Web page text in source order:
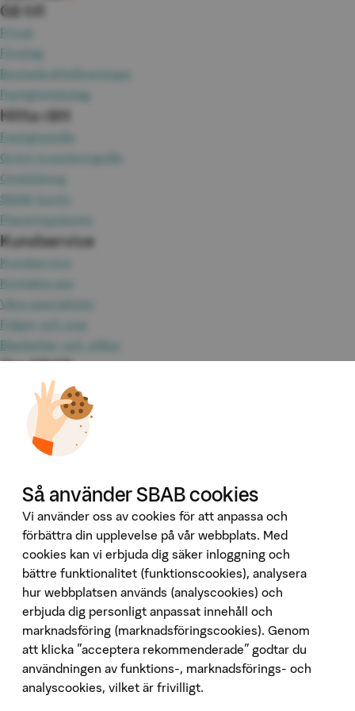
Gå till
Privat
Företag
Bostadsrättsföreningar
Fastighetsbolag
Hitta rätt
Fastighetslån
Grönt investeringslån
Ombildning
SBAB-konto
Placeringskonto
Kundservice
Kundservice
Kontakta oss
Våra specialister
Frågor och svar
Blanketter och villkor
Om SBAB
Fakta om SBAB
Hållbarhet
Investor Relations
Våra tjänster
Booli
Booli Pro
Hittamäklare
Developer Portal
Följ oss på sociala medier
Så använder SBAB cookies
Vi använder oss av cookies för att anpassa och
förbättra din upplevelse på vår webbplats. Med
cookies kan vi erbjuda dig säker inloggning och
bättre funktionalitet (funktionscookies), analysera
hur webbplatsen används (analyscookies) och
erbjuda dig personligt anpassat innehåll och
marknadsföring (marknadsföringscookies). Genom
att klicka "acceptera rekommenderade" godtar du
användningen av funktions-, marknadsförings- och
analyscookies, vilket är frivilligt.